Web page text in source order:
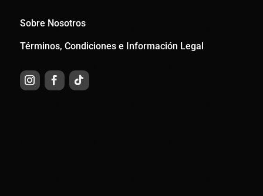
Sobre Nosotros
Términos, Condiciones e Información Legal